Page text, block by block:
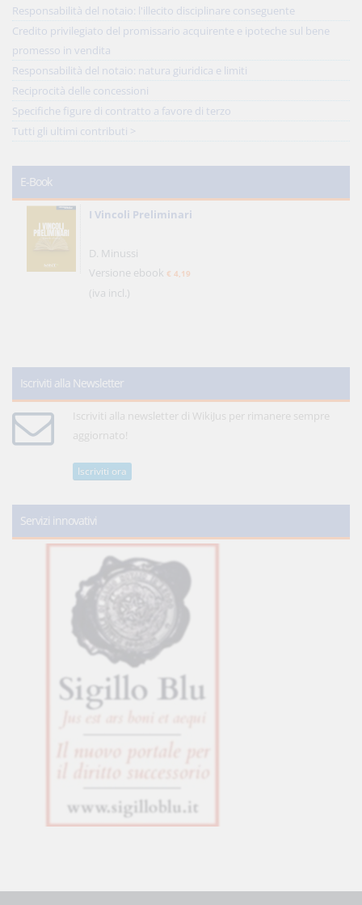
Responsabilità del notaio: l'illecito disciplinare conseguente
Credito privilegiato del promissario acquirente e ipoteche sul bene
promesso in vendita
Responsabilità del notaio: natura giuridica e limiti
Reciprocità delle concessioni
Specifiche figure di contratto a favore di terzo
Tutti gli ultimi contributi >
E-Book
I Vincoli Preliminari
D. Minussi
Versione ebook € 4,19
(iva incl.)
Iscriviti alla Newsletter
Iscriviti alla newsletter di WikiJus per rimanere sempre
aggiornato!
Iscriviti ora
Servizi innovativi